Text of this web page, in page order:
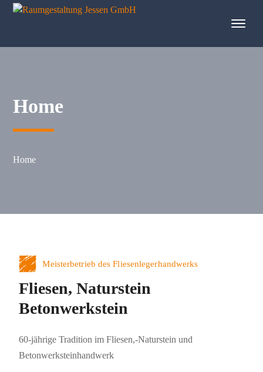
springen
Home
Home
Meisterbetrieb des Fliesenlegerhandwerks
Fliesen, Naturstein
Betonwerkstein
60-jährige Tradition im Fliesen,-Naturstein und
Betonwerksteinhandwerk